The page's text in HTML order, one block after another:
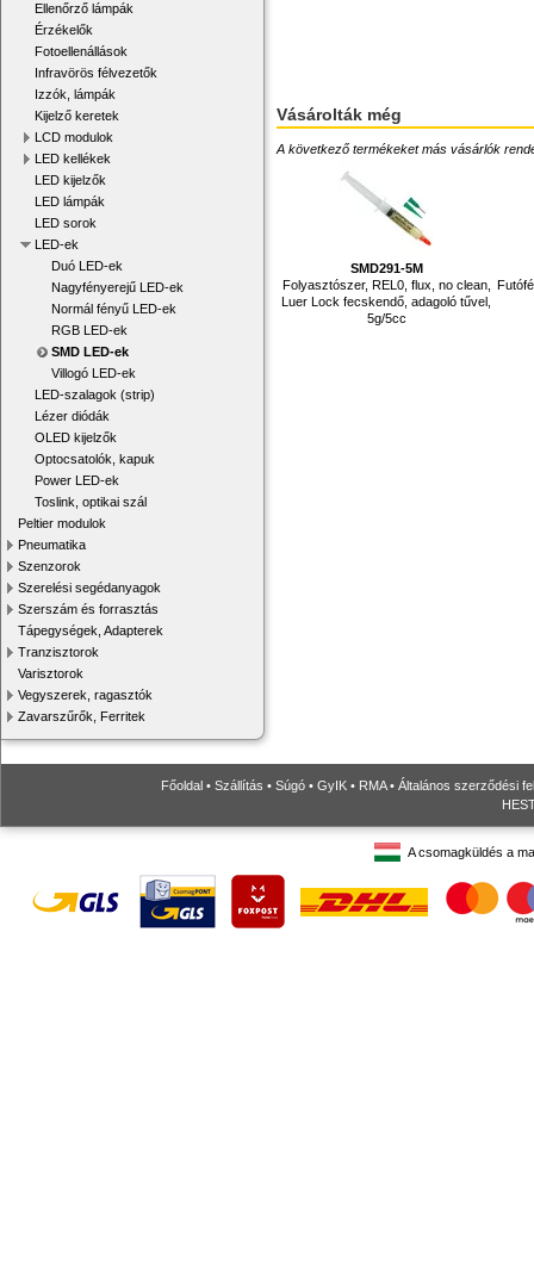
Ellenőrző lámpák
Érzékelők
Fotoellenállások
Infravörös félvezetők
Izzók, lámpák
Kijelző keretek
LCD modulok
LED kellékek
LED kijelzők
LED lámpák
LED sorok
LED-ek
Duó LED-ek
Nagyfényerejű LED-ek
Normál fényű LED-ek
RGB LED-ek
SMD LED-ek
Villogó LED-ek
LED-szalagok (strip)
Lézer diódák
OLED kijelzők
Optocsatolók, kapuk
Power LED-ek
Toslink, optikai szál
Peltier modulok
Pneumatika
Szenzorok
Szerelési segédanyagok
Szerszám és forrasztás
Tápegységek, Adapterek
Tranzisztorok
Varisztorok
Vegyszerek, ragasztók
Zavarszűrők, Ferritek
Vásárolták még
A következő termékeket más vásárlók
SMD291-5M
Folyasztószer, REL0, flux, no clean,
Luer Lock fecskendő, adagoló tűvel,
5g/5cc
Főoldal • Szállítás • Súgó • GyIK • RMA• Általános szerződési
A csomagküldés a